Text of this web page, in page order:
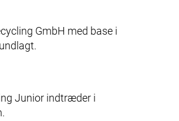
GmbH med base i
Junior indtræder i